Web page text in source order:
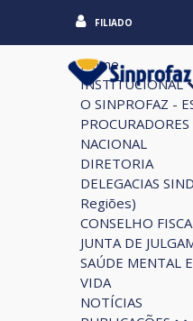
FILIADO
Home
INSTITUCIONAL
O SINPROFAZ -
NACIONAL
DIRETORIA
DELEGACIAS
Regiões)
CONSELHO
JUNTA DE
SAÚDE MENTAL
VIDA
NOTÍCIAS